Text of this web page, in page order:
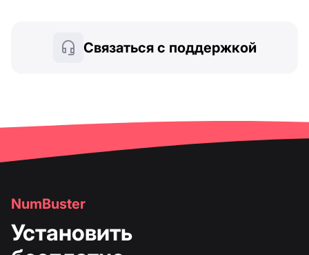
Связаться с поддержкой
NumBuster
Установить